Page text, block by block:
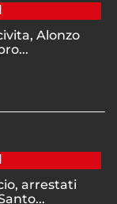
Alonzo
arrestati